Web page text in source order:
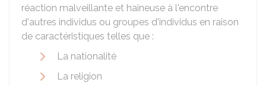
réaction malveillante et haineuse à l'encontre
d'autres individus ou groupes d'individus en raison
de caractéristiques telles que :
La nationalité
La religion